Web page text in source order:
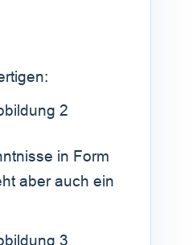
in Form
aber auch ein